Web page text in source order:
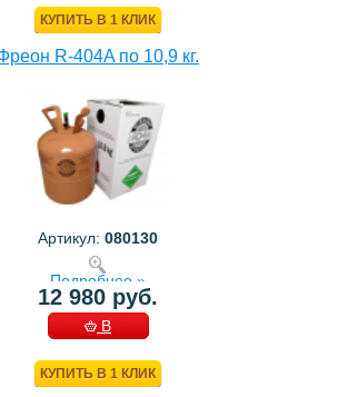
КУПИТЬ В 1 КЛИК
R-404A по 10,9 кг.
Артикул: 080130
Подробнее »
12 980 руб.
В
КУПИТЬ В 1 КЛИК